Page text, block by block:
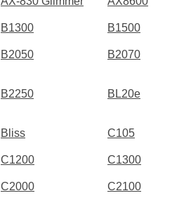
B1300 B1500
B2050 B2070
B2250 BL20e
Bliss C105
C1200 C1300
C2000 C2100